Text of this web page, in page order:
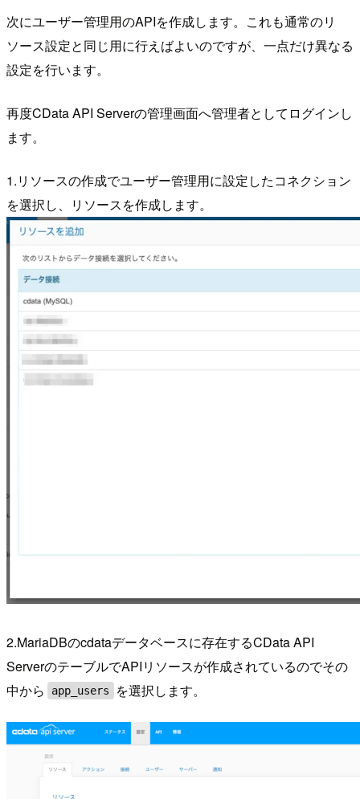
次にユーザー管理用のAPIを作成します。これも通常のリ
ソース設定と同じ用に行えばよいのですが、一点だけ異なる
設定を行います。
再度CData API Serverの管理画面へ管理者としてログインし
ます。
1.リソースの作成でユーザー管理用に設定したコネクション
を選択し、リソースを作成します。
2.MariaDBのcdataデータベースに存在するCData API
ServerのテーブルでAPIリソースが作成されているのでその
中から
app_users を選択します。